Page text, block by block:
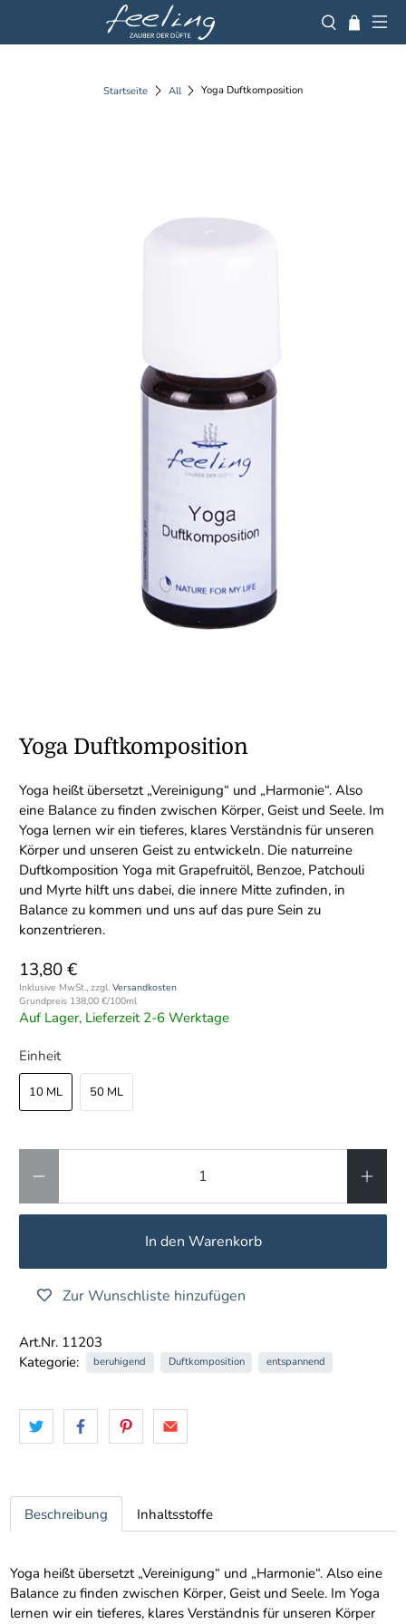
Startseite All Yoga Duftkomposition
Yoga Duftkomposition
Yoga heißt übersetzt „Vereinigung“ und „Harmonie“. Also
eine Balance zu finden zwischen Körper, Geist und Seele. Im
Yoga lernen wir ein tieferes, klares Verständnis für unseren
Körper und unseren Geist zu entwickeln. Die naturreine
Duftkomposition Yoga mit Grapefruitöl, Benzoe, Patchouli
und Myrte hilft uns dabei, die innere Mitte zufinden, in
Balance zu kommen und uns auf das pure Sein zu
konzentrieren.
13,80 €
Inklusive MwSt., zzgl.Versandkosten
Grundpreis 138,00 €/100ml
Auf Lager, Lieferzeit 2-6 Werktage
Einheit
10 ML 50 ML
In den Warenkorb
Zur Wunschliste hinzufügen
Art.Nr. 11203
Kategorie:
beruhigend Duftkomposition entspannend
Beschreibung Inhaltsstoffe
Yoga heißt übersetzt „Vereinigung“ und „Harmonie“. Also eine
Balance zu finden zwischen Körper, Geist und Seele. Im Yoga
lernen wir ein tieferes, klares Verständnis für unseren Körper